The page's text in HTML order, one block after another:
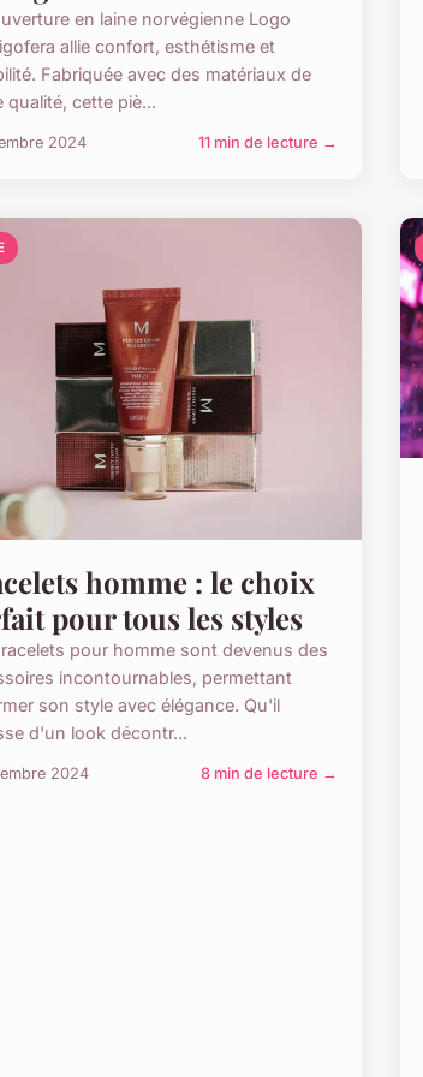
en laine norvégienne Logo
allie confort, esthétisme et
Fabriquée avec des matériaux de
qualité, cette piè...
2024 11 min de lecture →
homme : le choix
pour tous les styles
pour homme sont devenus des
incontournables, permettant
son style avec élégance. Qu'il
d'un look décontr...
2024 8 min de lecture →